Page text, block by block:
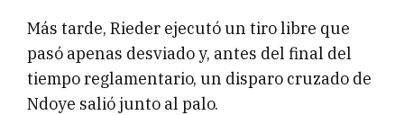
Más tarde, Rieder ejecutó un tiro libre que
pasó apenas desviado y, antes del final del
tiempo reglamentario, un disparo cruzado de
Ndoye salió junto al palo.